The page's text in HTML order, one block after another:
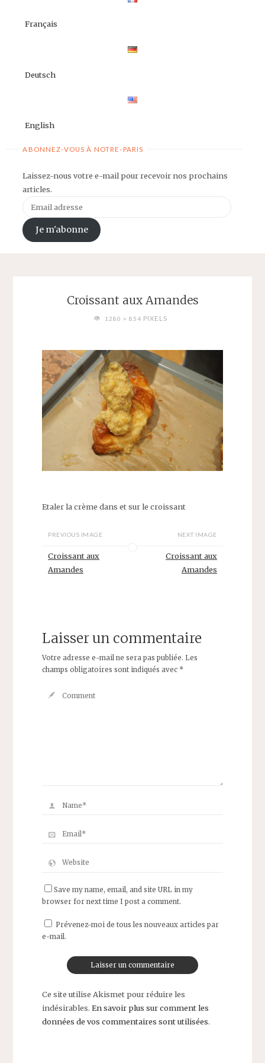
Français
Deutsch
English
ABONNEZ-VOUS À NOTRE-PARIS
Laissez-nous votre e-mail pour recevoir nos prochains
articles.
adresse
Je m'abonne
Croissant aux Amandes
FULL1280 × 854 PIXELS
Etaler la crème dans et sur le croissant
PREVIOUS IMAGE
Croissant aux
Amandes
NEXT IMAGE
Croissant aux
Amandes
Laisser un commentaire
Votre adresse e-mail ne sera pas publiée. Les
champs obligatoires sont indiqués avec *
Save my name, email, and site URL in my
browser for next time I post a comment.
Prévenez-moi de tous les nouveaux articles par
e-mail.
Ce site utilise Akismet pour réduire les
indésirables. En savoir plus sur comment les
données de vos commentaires sont utilisées.